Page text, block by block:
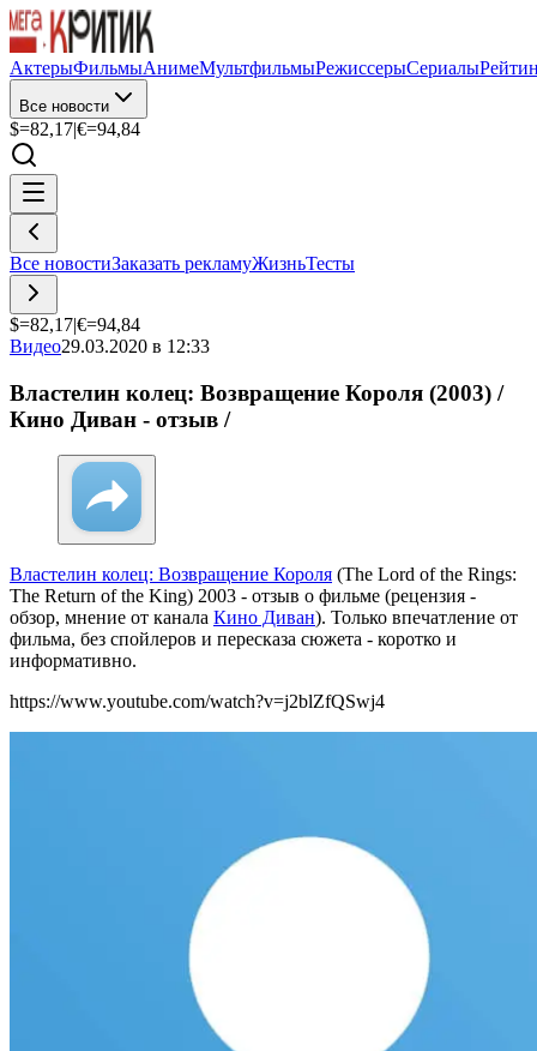
АктерыФильмыАнимеМультфильмыРежиссерыСериалы
Все новости
$=82,17|€=94,84
Все новостиЗаказать рекламуЖизньТесты
$=82,17|€=94,84
Видео29.03.2020 в 12:33
Властелин колец: Возвращение Короля (2003) /
Кино Диван - отзыв /
Властелин колец: Возвращение Короля (The Lord of the Rings:
The Return of the King) 2003 - отзыв о фильме (рецензия -
обзор, мнение от канала Кино Диван). Только впечатление от
фильма, без спойлеров и пересказа сюжета - коротко и
информативно.
https://www.youtube.com/watch?v=j2blZfQSwj4